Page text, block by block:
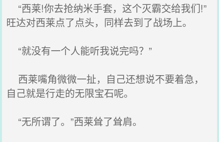
“西莱!你去抢纳米手套，这个灭霸交给我们!”
旺达对西莱点了点头，同样去到了战场上。
“就没有一个人能听我说完吗？”
西莱嘴角微微一扯，自己还想说不要着急，
自己就是行走的无限宝石呢。
“无所谓了。”西莱耸了耸肩。